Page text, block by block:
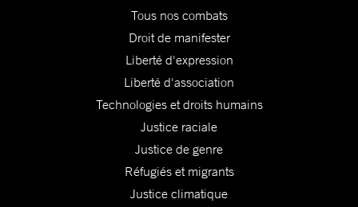
Tous nos combats
Droit de manifester
Liberté d'expression
Liberté d'association
Technologies et droits humains
Justice raciale
Justice de genre
Réfugiés et migrants
Justice climatique